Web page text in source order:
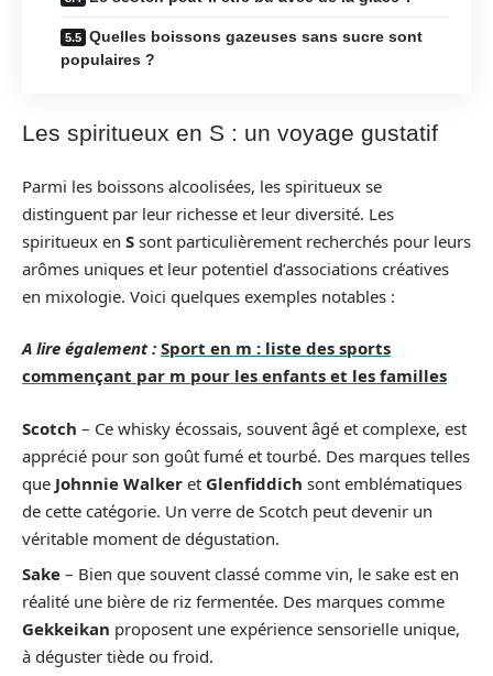
Quelles boissons gazeuses sans sucre sont
populaires ?
Les spiritueux en S : un voyage gustatif
Parmi les boissons alcoolisées, les spiritueux se
distinguent par leur richesse et leur diversité. Les
spiritueux en S sont particulièrement recherchés pour leurs
arômes uniques et leur potentiel d’associations créatives
en mixologie. Voici quelques exemples notables :
A lire également : Sport en m : liste des sports
commençant par m pour les enfants et les familles
Scotch – Ce whisky écossais, souvent âgé et complexe, est
apprécié pour son goût fumé et tourbé. Des marques telles
que Johnnie Walker et Glenfiddich sont emblématiques
de cette catégorie. Un verre de Scotch peut devenir un
véritable moment de dégustation.
Sake – Bien que souvent classé comme vin, le sake est en
réalité une bière de riz fermentée. Des marques comme
Gekkeikan proposent une expérience sensorielle unique,
à déguster tiède ou froid.